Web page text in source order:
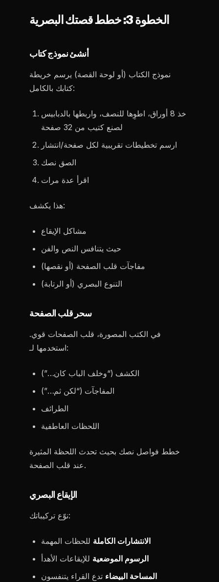
الخطوة 3: خطط قصتك البصرية
أنشئ نموذج كتاب
نموذج الكتاب (أو لوحة القصة) يرسم خريطة
كتابك بالكامل:
خذ 8 أوراق، اطوِها للنصف، واربطها بالدبابيس
لصنع كتيب من 32 صفحة
ارسم تخطيطات تقريبية لكل صفحة/انتشار
الصق نصك
اقرأ عدة مرات
هذا يكشف:
مشاكل الإيقاع
حيث يتنافس النص والفن
مفاجآت قلب الصفحة (أو نقصها)
التنوع البصري (أو الرتابة)
سحر قلب الصفحة
في الكتب المصورة، قلب الصفحات قوي.
استخدمها لـ:
الكشف (“وخلف الباب كان…”)
المفاجآت (“لكن ثم…”)
الطرائف
اللحظات العاطفية
خطط فواصل نصك بحيث تحدث اللحظة المثيرة
عند قلب الصفحة.
الإيقاع البصري
نوّع تركيباتك:
الانتشارات الكاملة للحظات المهمة
الرسوم الموضعية للإيقاعات الأهدأ
المساحة البيضاء تدع القراء يتنفسون